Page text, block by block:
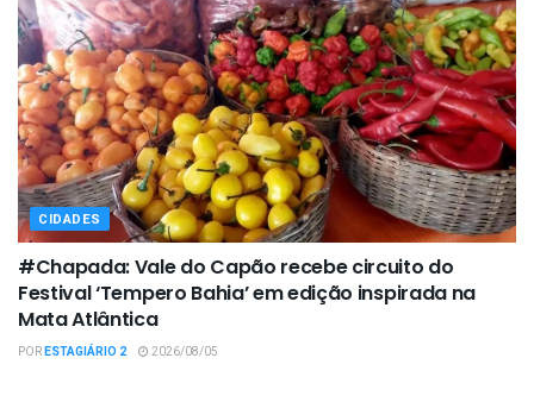
CIDADES
#Chapada: Vale do Capão recebe circuito do
Festival ‘Tempero Bahia’ em edição inspirada na
Mata Atlântica
PORESTAGIÁRIO 2 2026/08/05